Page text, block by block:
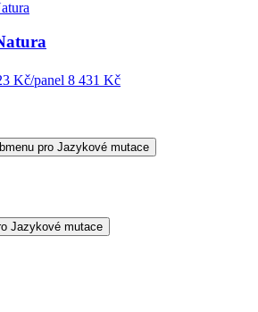
Kč/panel 8 431 Kč
pro Jazykové mutace
Jazykové mutace